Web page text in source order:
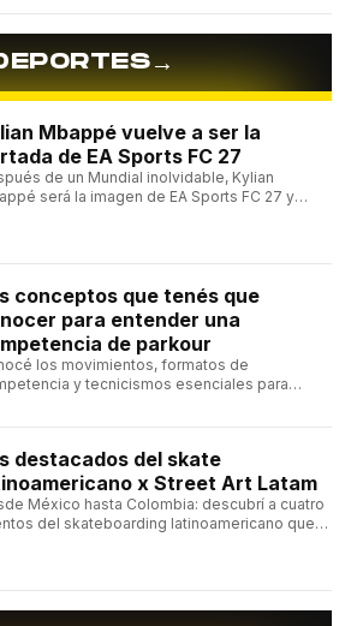
→
Mbappé vuelve a ser la
de EA Sports FC 27
de un Mundial inolvidable, Kylian
será la imagen de EA Sports FC 27 y
conceptos que tenés que
para entender una
de parkour
los movimientos, formatos de
y tecnicismos esenciales para
destacados del skate
x Street Art Latam
México hasta Colombia: descubrí a cuatro
del skateboarding latinoamericano que